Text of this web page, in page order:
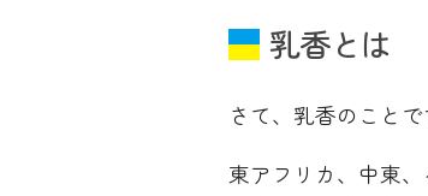
乳香とは
さて、乳香のことで
東アフリカ、中東